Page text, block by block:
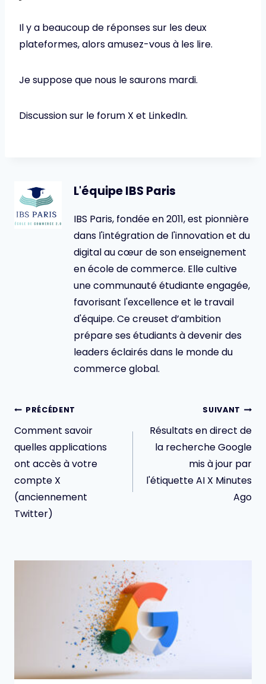
Il y a beaucoup de réponses sur les deux
plateformes, alors amusez-vous à les lire.
Je suppose que nous le saurons mardi.
Discussion sur le forum X et LinkedIn.
L'équipe IBS Paris
IBS Paris, fondée en 2011, est pionnière
dans l'intégration de l'innovation et du
digital au cœur de son enseignement
en école de commerce. Elle cultive
une communauté étudiante engagée,
favorisant l'excellence et le travail
d'équipe. Ce creuset d’ambition
prépare ses étudiants à devenir des
leaders éclairés dans le monde du
commerce global.
Navigation
de
l’article
PRÉCÉDENT
Comment savoir
quelles applications
ont accès à votre
compte X
(anciennement
Twitter)
SUIVANT
Résultats en direct de
la recherche Google
mis à jour par
l'étiquette AI X Minutes
Ago